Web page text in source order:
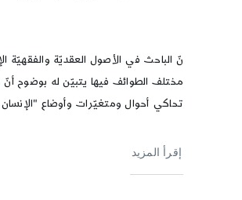
نّ الباحث في الأصول العقديّة والفقهيّة
مختلف الطوائف فيها يتبيّن له بوضوح أنّ
تحاكي أحوال ومتغيّرات وأوضاع "الإنسان
إقرأ المزيد